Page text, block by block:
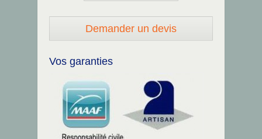
Demander un devis
Vos garanties